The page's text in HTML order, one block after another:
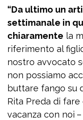
“Da ultimo un
settimanale in
chiaramente la
riferimento al
nostro avvocato
non possiamo
buttare fango su
Rita Preda di fare
vacanza con noi